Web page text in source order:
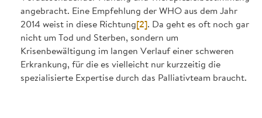
angebracht. Eine Empfehlung der WHO aus dem Jahr
2014 weist in diese Richtung[2]. Da geht es oft noch gar
nicht um Tod und Sterben, sondern um
Krisenbewältigung im langen Verlauf einer schweren
Erkrankung, für die es vielleicht nur kurzzeitig die
spezialisierte Expertise durch das Palliativteam braucht.